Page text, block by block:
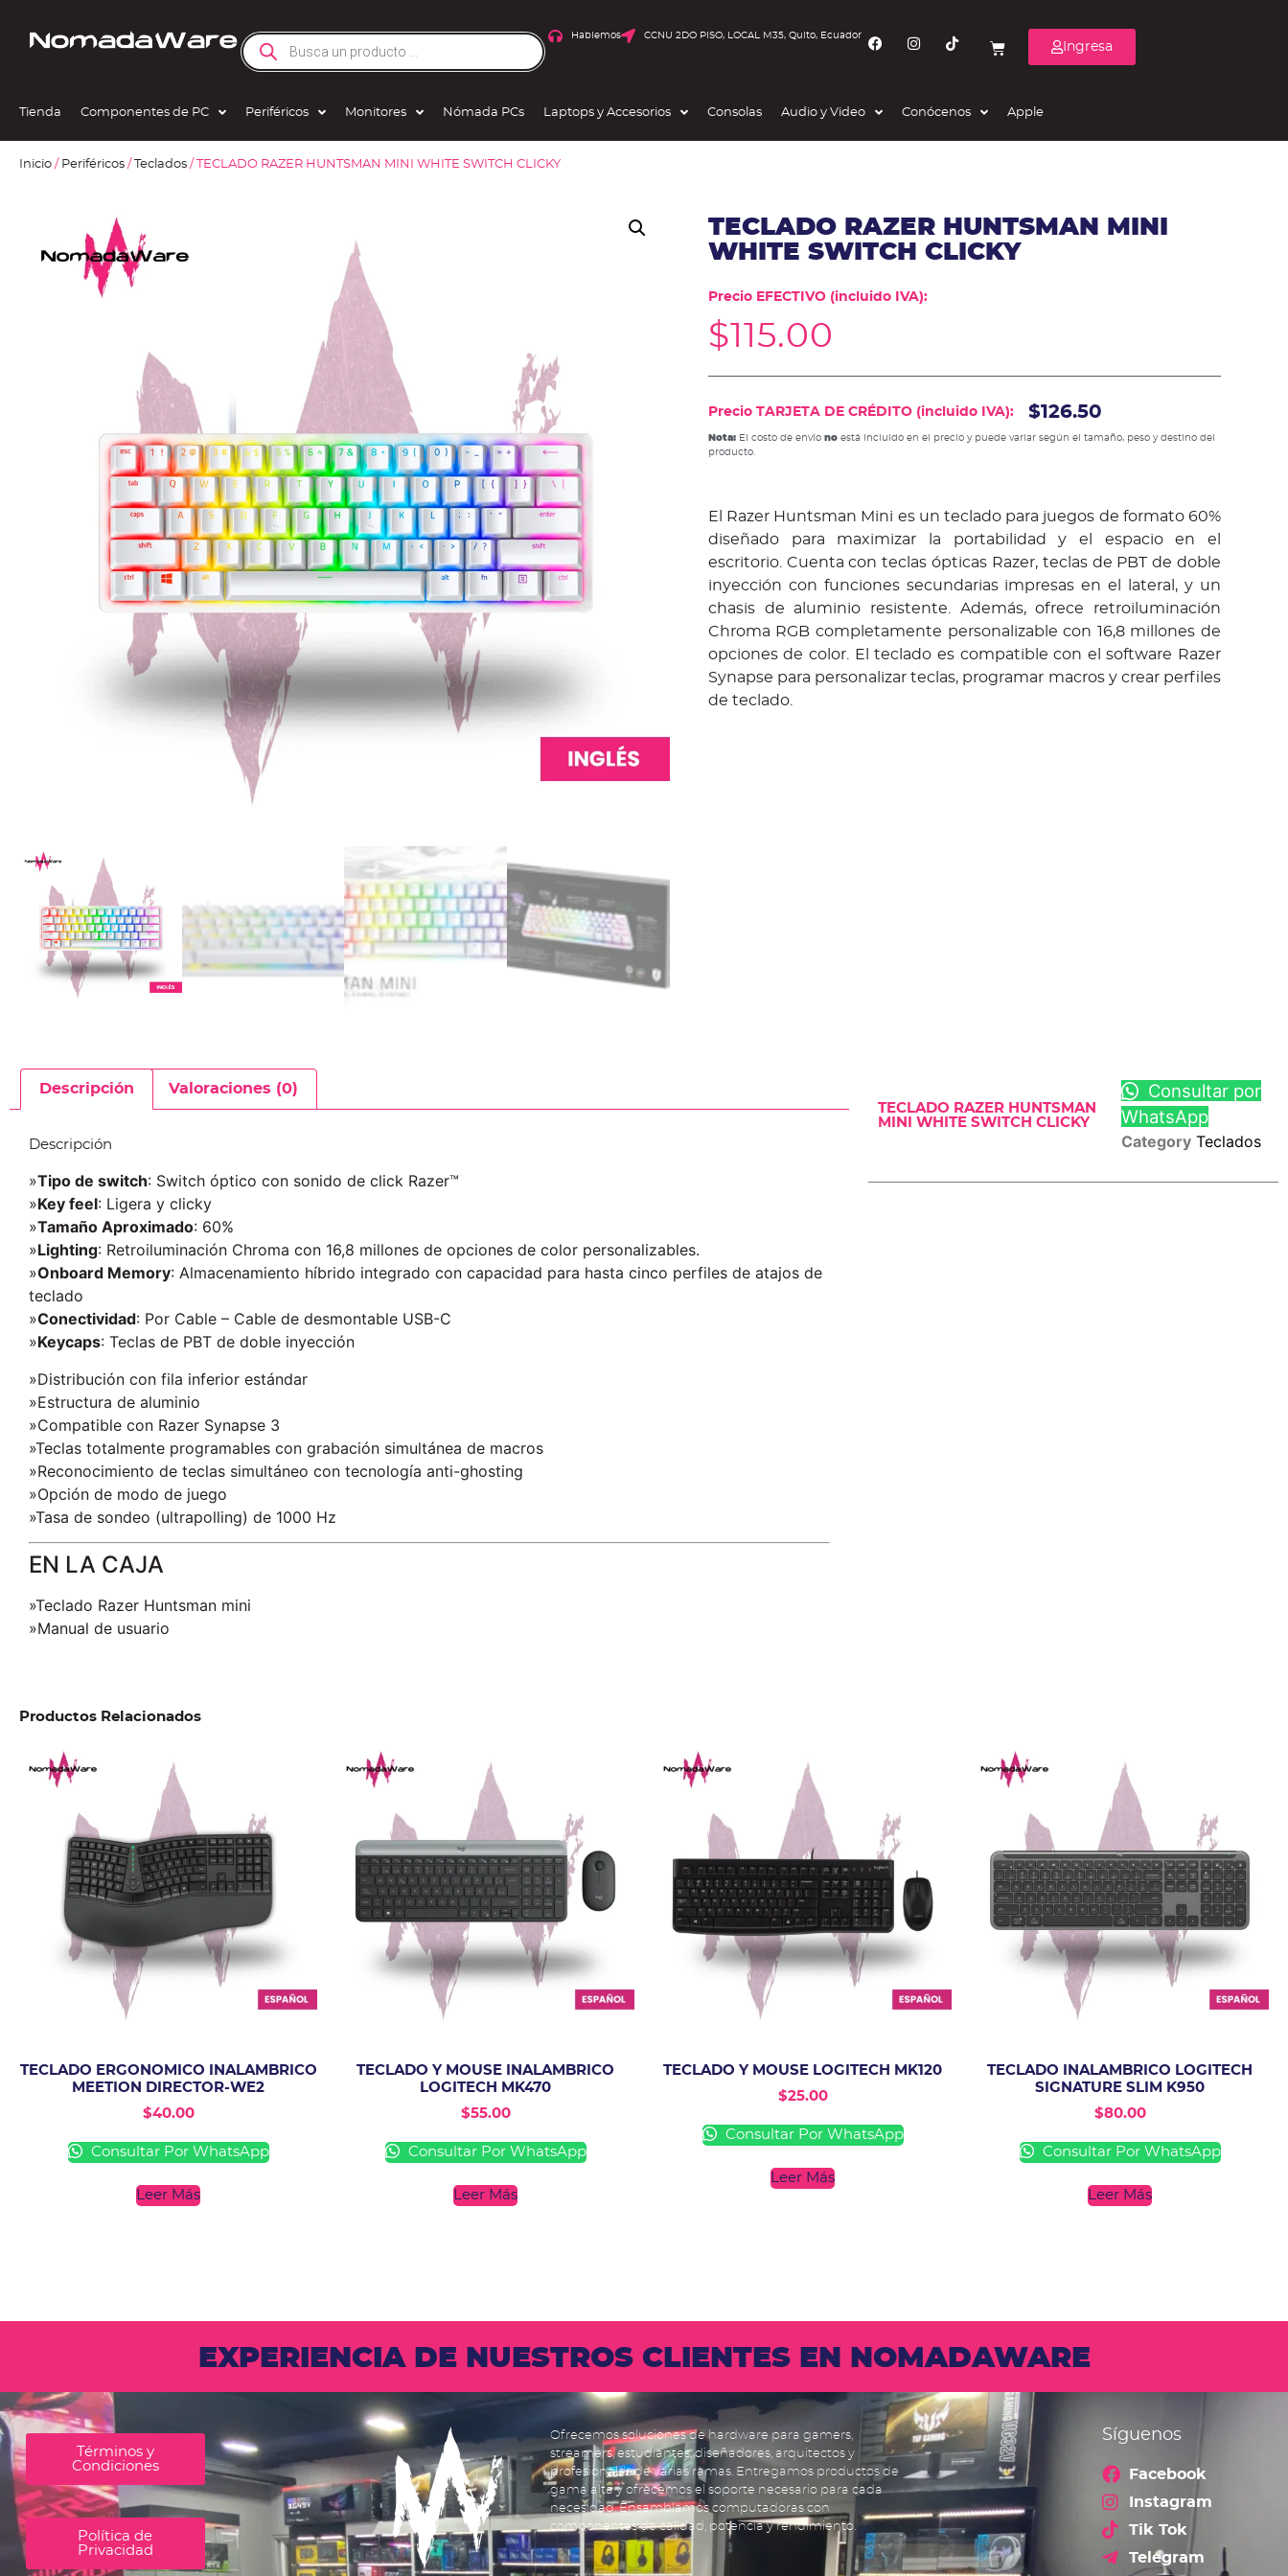
Hablemos CCNU 2DO PISO, LOCAL M35, Quito, Ecuador
Ingresa
Tienda Componentes de PC Periféricos Monitores Nómada PCs Laptops y Accesorios Consolas Audio y Video Conócenos Apple
Inicio / Periféricos / Teclados / TECLADO RAZER HUNTSMAN MINI WHITE SWITCH CLICKY
TECLADO RAZER HUNTSMAN MINI
WHITE SWITCH CLICKY
Precio EFECTIVO (incluido IVA):
$115.00
Precio TARJETA DE CRÉDITO (incluido IVA): $126.50
Nota:El costo de envío noestá incluido en el precio y puede variar según el tamaño, peso y destino del
producto.
El Razer Huntsman Mini es un teclado para juegos de formato 60%
diseñado para maximizar la portabilidad y el espacio en el
escritorio. Cuenta con teclas ópticas Razer, teclas de PBT de doble
inyección con funciones secundarias impresas en el lateral, y un
chasis de aluminio resistente. Además, ofrece retroiluminación
Chroma RGB completamente personalizable con 16,8 millones de
opciones de color. El teclado es compatible con el software Razer
Synapse para personalizar teclas, programar macros y crear perfiles
de teclado.
Descripción Valoraciones (0)
Descripción
»Tipo de switch: Switch óptico con sonido de click Razer™
»Key feel: Ligera y clicky
»Tamaño Aproximado: 60%
»Lighting: Retroiluminación Chroma con 16,8 millones de opciones de color personalizables.
»Onboard Memory: Almacenamiento híbrido integrado con capacidad para hasta cinco perfiles de atajos de
teclado
»Conectividad: Por Cable – Cable de desmontable USB-C
»Keycaps: Teclas de PBT de doble inyección
»Distribución con fila inferior estándar
»Estructura de aluminio
»Compatible con Razer Synapse 3
»Teclas totalmente programables con grabación simultánea de macros
»Reconocimiento de teclas simultáneo con tecnología anti-ghosting
»Opción de modo de juego
»Tasa de sondeo (ultrapolling) de 1000 Hz
EN LA CAJA
»Teclado Razer Huntsman mini
»Manual de usuario
TECLADO RAZER HUNTSMAN
MINI WHITE SWITCH CLICKY
Consultar por
WhatsApp
Category Teclados
Productos Relacionados
TECLADO ERGONOMICO INALAMBRICO
MEETION DIRECTOR-WE2
$40.00
Consultar Por WhatsApp
Leer Más
TECLADO Y MOUSE INALAMBRICO
LOGITECH MK470
$55.00
Consultar Por WhatsApp
Leer Más
TECLADO Y MOUSE LOGITECH MK120
$25.00
Consultar Por WhatsApp
Leer Más
TECLADO INALAMBRICO LOGITECH
SIGNATURE SLIM K950
$80.00
Consultar Por WhatsApp
Leer Más
EXPERIENCIA DE NUESTROS CLIENTES EN NOMADAWARE
Términos y
Condiciones
Política de
Privacidad
Ofrecemos soluciones de hardware para gamers,
streamers, estudiantes, diseñadores, arquitectos y
profesionales de varias ramas. Entregamos productos de
gama alta y ofrecemos el soporte necesario para cada
necesidad. Ensamblamos computadoras con
componentes de calidad, potencia y rendimiento.
Síguenos
Facebook
Instagram
Tik Tok
Telegram